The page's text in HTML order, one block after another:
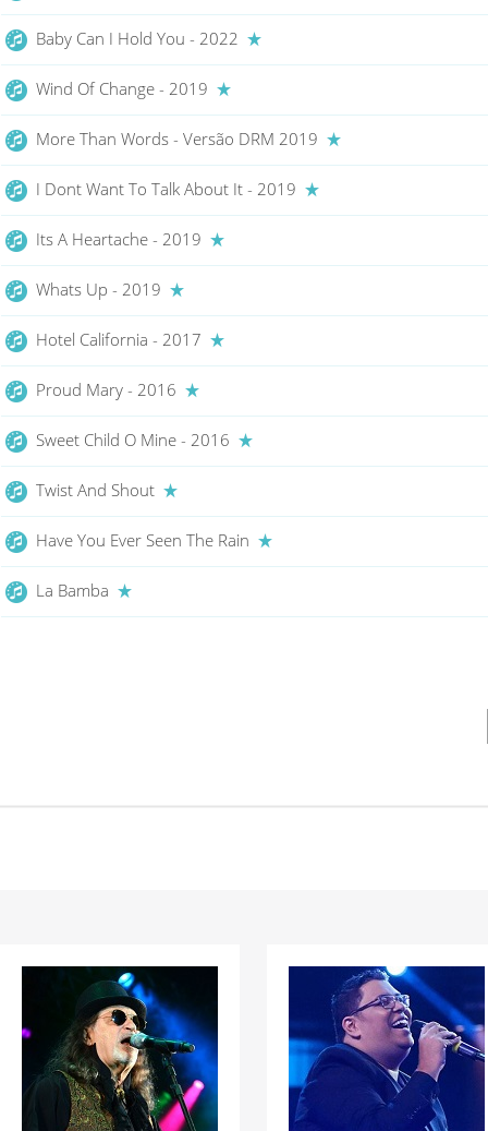
Baby Can I Hold You - 2022
Wind Of Change - 2019
More Than Words - Versão DRM 2019
I Dont Want To Talk About It - 2019
Its A Heartache - 2019
Whats Up - 2019
Hotel California - 2017
Proud Mary - 2016
Sweet Child O Mine - 2016
Twist And Shout
Have You Ever Seen The Rain
La Bamba